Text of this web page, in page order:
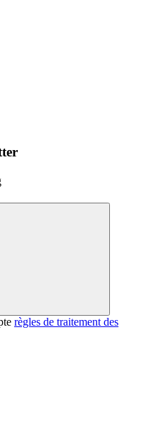
règles de traitement des